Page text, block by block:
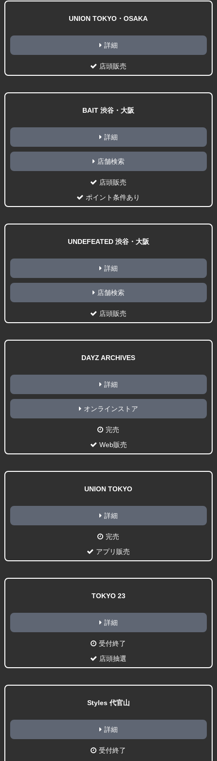
UNION TOKYO・OSAKA
詳細
店頭販売
BAIT 渋谷・大阪
詳細
店舗検索
店頭販売
ポイント条件あり
UNDEFEATED 渋谷・大阪
詳細
店舗検索
店頭販売
DAYZ ARCHIVES
詳細
オンラインストア
完売
Web販売
UNION TOKYO
詳細
完売
アプリ販売
TOKYO 23
詳細
受付終了
店頭抽選
Styles 代官山
詳細
受付終了